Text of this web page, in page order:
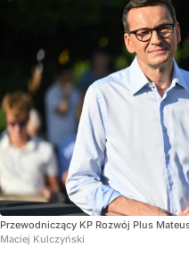
Przewodniczący KP Rozwój Plus
Maciej Kulczyński